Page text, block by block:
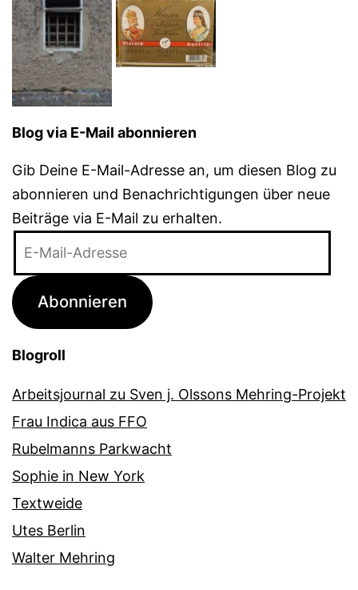
Blog via E-Mail abonnieren
Gib Deine E-Mail-Adresse an, um diesen Blog zu
abonnieren und Benachrichtigungen über neue
Beiträge via E-Mail zu erhalten.
Adresse
Abonnieren
Blogroll
Arbeitsjournal zu Sven j. Olssons Mehring-Projekt
Frau Indica aus FFO
Rubelmanns Parkwacht
Sophie in New York
Textweide
Utes Berlin
Walter Mehring